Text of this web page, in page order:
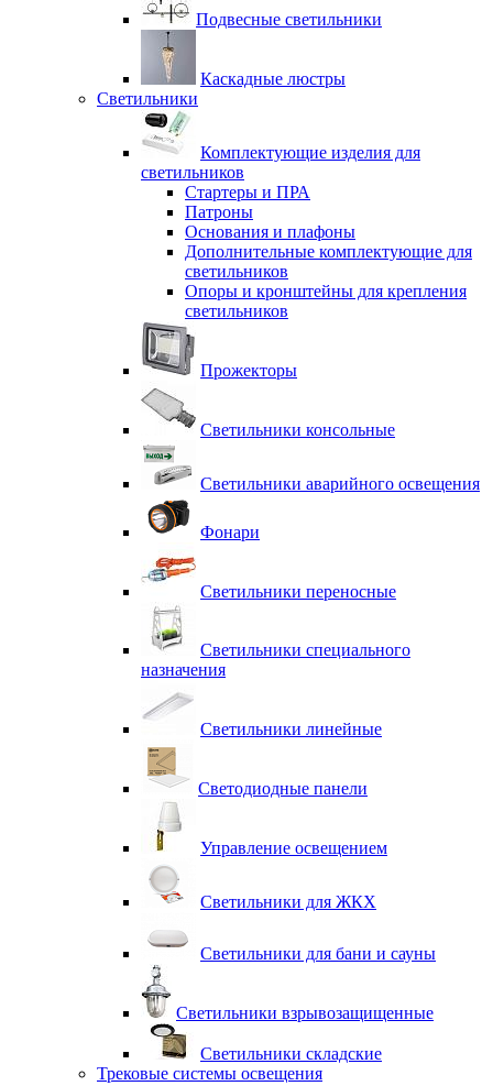
Подвесные светильники
Каскадные люстры
Светильники
Комплектующие изделия для
светильников
Стартеры и ПРА
Патроны
Основания и плафоны
Дополнительные комплектующие для
светильников
Опоры и кронштейны для крепления
светильников
Прожекторы
Светильники консольные
Светильники аварийного освещения
Фонари
Светильники переносные
Светильники специального
назначения
Светильники линейные
Светодиодные панели
Управление освещением
Светильники для ЖКХ
Светильники для бани и сауны
Светильники взрывозащищенные
Светильники складские
Трековые системы освещения